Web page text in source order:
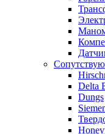
Delta
Dungs